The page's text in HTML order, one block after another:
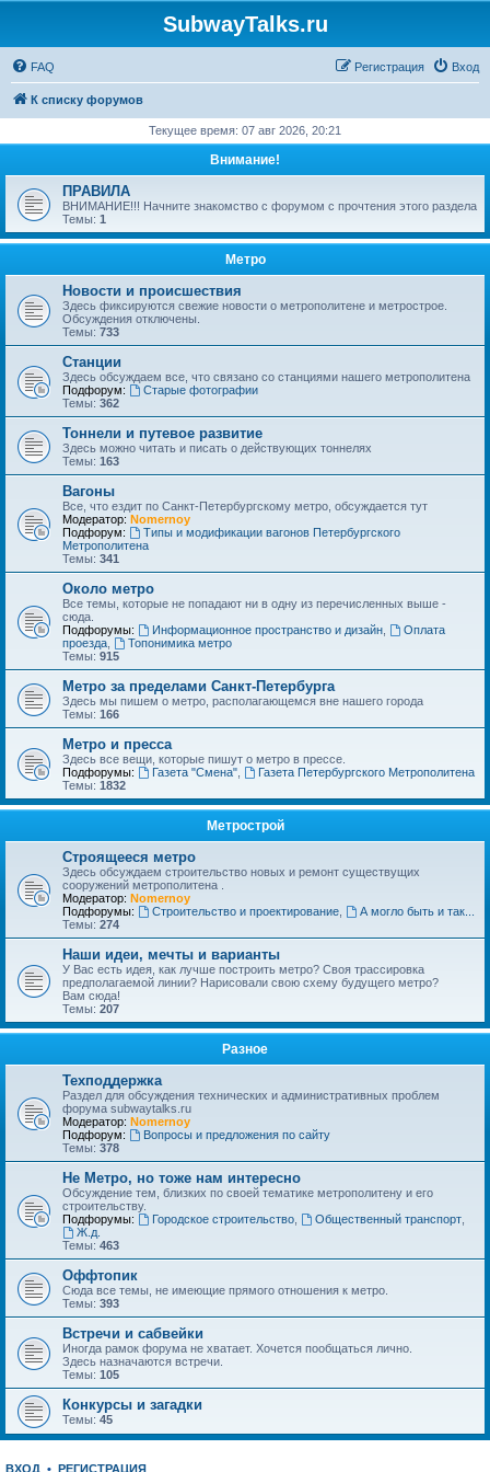
SubwayTalks.ru
FAQ Вход
Регистрация
К списку форумов
Текущее время: 07 авг 2026, 20:21
Внимание!
ПРАВИЛА
ВНИМАНИЕ!!! Начните знакомство с форумом с прочтения этого раздела
Темы: 1
Метро
Новости и происшествия
Здесь фиксируются свежие новости о метрополитене и метрострое.
Обсуждения отключены.
Темы: 733
Станции
Здесь обсуждаем все, что связано со станциями нашего метрополитена
Подфорум:
Старые фотографии
Темы: 362
Тоннели и путевое развитие
Здесь можно читать и писать о действующих тоннелях
Темы: 163
Вагоны
Все, что ездит по Санкт-Петербургскому метро, обсуждается тут
Модератор: Nomernoy
Подфорум:
Типы и модификации вагонов Петербургского
Метрополитена
Темы: 341
Около метро
Все темы, которые не попадают ни в одну из перечисленных выше -
сюда.
Подфорумы:
Информационное пространство и дизайн,
Оплата
проезда
Топонимика метро
Темы: 915
Метро за пределами Санкт-Петербурга
Здесь мы пишем о метро, располагающемся вне нашего города
Темы: 166
Метро и пресса
Здесь все вещи, которые пишут о метро в прессе.
Подфорумы:
Газета "Смена",
Газета Петербургского Метрополитена
Темы: 1832
Метрострой
Строящееся метро
Здесь обсуждаем строительство новых и ремонт существущих
сооружений метрополитена .
Модератор: Nomernoy
Подфорумы:
Строительство и проектирование,
А могло быть и так...
Темы: 274
Наши идеи, мечты и варианты
У Вас есть идея, как лучше построить метро? Своя трассировка
предполагаемой линии? Нарисовали свою схему будущего метро?
Вам сюда!
Темы: 207
Разное
Техподдержка
Раздел для обсуждения технических и административных проблем
форума subwaytalks.ru
Модератор: Nomernoy
Подфорум:
Вопросы и предложения по сайту
Темы: 378
Не Метро, но тоже нам интересно
Обсуждение тем, близких по своей тематике метрополитену и его
строительству.
Подфорумы:
Городское строительство, Общественный транспорт,
Ж.д.
Темы: 463
Оффтопик
Сюда все темы, не имеющие прямого отношения к метро.
Темы: 393
Встречи и сабвейки
Иногда рамок форума не хватает. Хочется пообщаться лично.
Здесь назначаются встречи.
Темы: 105
Конкурсы и загадки
Темы: 45
ВХОД • РЕГИСТРАЦИЯ